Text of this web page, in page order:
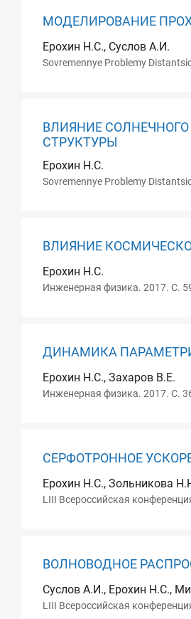
МОДЕЛИРОВАНИЕ
Ерохин Н.С., Суслов А.И.
Sovremennye Problemy
ВЛИЯНИЕ
СТРУКТУРЫ
Ерохин Н.С.
Sovremennye Problemy
ВЛИЯНИЕ
Ерохин Н.С.
Инженерная физика. 2017. С.
ДИНАМИКА
Ерохин Н.С., Захаров В.Е.
Инженерная физика. 2017. С.
СЕРФОТРОННОЕ
Ерохин Н.С., Зольникова
LIII Всероссийская
ВОЛНОВОДНОЕ
Суслов А.И., Ерохин Н.С.,
LIII Всероссийская